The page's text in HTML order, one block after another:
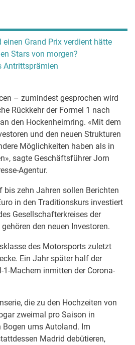
Grand Prix verdient hätte
Stars von morgen?
Antrittsprämien
– zumindest gesprochen wird
Rückkehr der Formel 1 nach
den Hockenheimring. «Mit dem
und den neuen Strukturen
Möglichkeiten haben als in
sagte Geschäftsführer Jorn
Agentur.
bis zehn Jahren sollen Berichten
in den Traditionskurs investiert
Gesellschafterkreises der
den neuen Investoren.
des Motorsports zuletzt
Ein Jahr später half der
1-Machern inmitten der Corona-
die zu den Hochzeiten von
zweimal pro Saison in
Bogen ums Autoland. Im
Madrid debütieren,